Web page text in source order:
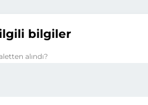
bilgiler
alındı?